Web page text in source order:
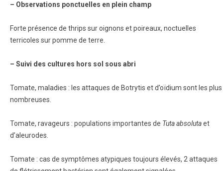
– Observations ponctuelles en plein champ
Forte présence de thrips sur oignons et poireaux, noctuelles
terricoles sur pomme de terre.
– Suivi des cultures hors sol sous abri
Tomate, maladies : les attaques de Botrytis et d’oïdium sont les plus
nombreuses.
Tomate, ravageurs : populations importantes de Tuta absolutaet
d’aleurodes.
Tomate : cas de symptômes atypiques toujours élevés, 2 attaques